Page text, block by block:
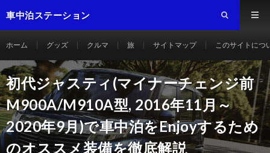
車中泊ステーション
ホーム グッズ クルマ 旅 サイトマップ このサイトにつ
初代ジャスティ(マイナーチェンジ前
M900A/M910A型, 2016年11月～
2020年9月)で車中泊をEnjoyするため
のオススメ装備を徹底解説